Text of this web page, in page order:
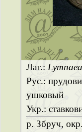
Лат.:
Рус.:
ушковый
Укр.:
р. Збруч,